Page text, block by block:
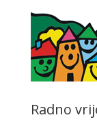
Radno